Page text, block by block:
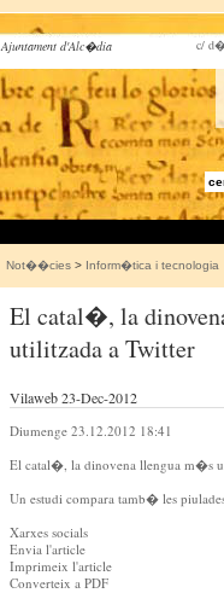
Ajuntament d'Alc�dia c/
Not��cies > Inform�tica i tecnologia
El catal�, la
utilitzada a Twitter
Vilaweb 23-Dec-2012
Diumenge 23.12.2012 18:41
El catal�, la dinovena llengua m�s
Un estudi compara tamb� les
Xarxes socials
Envia l'article
Imprimeix l'article
Converteix a PDF